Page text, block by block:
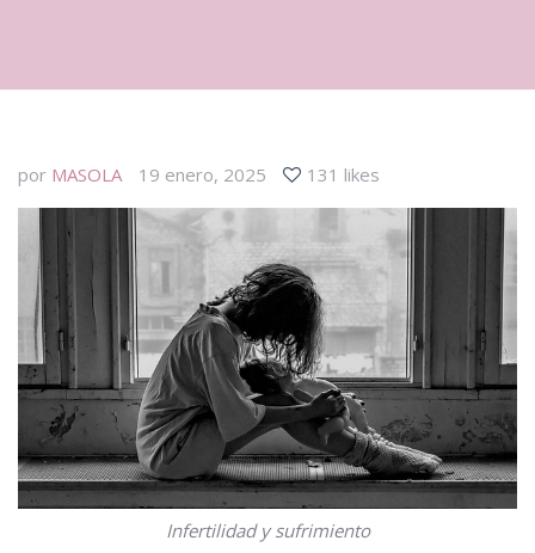
por MASOLA 19 enero, 2025 131 likes
Infertilidad y sufrimiento